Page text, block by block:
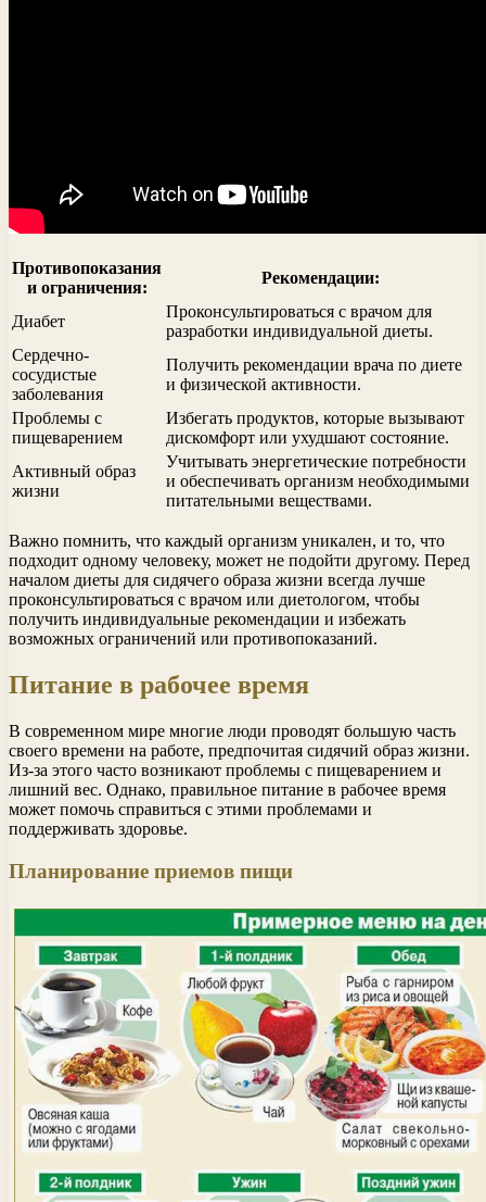
Противопоказания
и ограничения:
Рекомендации:
Диабет
Проконсультироваться с врачом для
разработки индивидуальной диеты.
Сердечно-
сосудистые
заболевания
Получить рекомендации врача по диете
и физической активности.
Проблемы с
пищеварением
Избегать продуктов, которые вызывают
дискомфорт или ухудшают состояние.
Активный образ
жизни
Учитывать энергетические потребности
и обеспечивать организм необходимыми
питательными веществами.
Важно помнить, что каждый организм уникален, и то, что
подходит одному человеку, может не подойти другому. Перед
началом диеты для сидячего образа жизни всегда лучше
проконсультироваться с врачом или диетологом, чтобы
получить индивидуальные рекомендации и избежать
возможных ограничений или противопоказаний.
Питание в рабочее время
В современном мире многие люди проводят большую часть
своего времени на работе, предпочитая сидячий образ жизни.
Из-за этого часто возникают проблемы с пищеварением и
лишний вес. Однако, правильное питание в рабочее время
может помочь справиться с этими проблемами и
поддерживать здоровье.
Планирование приемов пищи